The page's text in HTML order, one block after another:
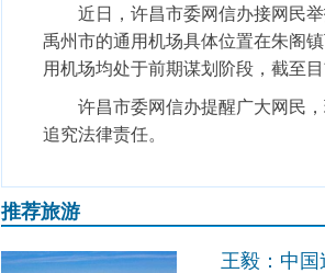
近日，许昌市委网信办接网民举
禹州市的通用机场具体位置在朱阁
用机场均处于前期谋划阶段，截至
许昌市委网信办提醒广大网民，
追究法律责任。
推荐旅游
王毅：中国